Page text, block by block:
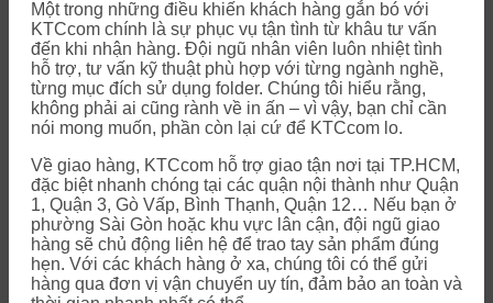
Một trong những điều khiến khách hàng gắn bó với
KTCcom chính là sự phục vụ tận tình từ khâu tư vấn
đến khi nhận hàng. Đội ngũ nhân viên luôn nhiệt tình
hỗ trợ, tư vấn kỹ thuật phù hợp với từng ngành nghề,
từng mục đích sử dụng folder. Chúng tôi hiểu rằng,
không phải ai cũng rành về in ấn – vì vậy, bạn chỉ cần
nói mong muốn, phần còn lại cứ để KTCcom lo.
Về giao hàng, KTCcom hỗ trợ giao tận nơi tại TP.HCM,
đặc biệt nhanh chóng tại các quận nội thành như Quận
1, Quận 3, Gò Vấp, Bình Thạnh, Quận 12… Nếu bạn ở
phường Sài Gòn hoặc khu vực lân cận, đội ngũ giao
hàng sẽ chủ động liên hệ để trao tay sản phẩm đúng
hẹn. Với các khách hàng ở xa, chúng tôi có thể gửi
hàng qua đơn vị vận chuyển uy tín, đảm bảo an toàn và